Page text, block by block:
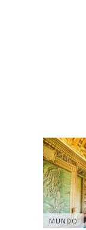
MUNDO